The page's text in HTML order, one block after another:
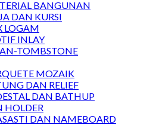
BANGUNAN
DAN KURSI
LOGAM
INLAY
TOMBSTONE
MOZAIK
DAN RELIEF
DAN BATHUP
HOLDER
DAN NAMEBOARD